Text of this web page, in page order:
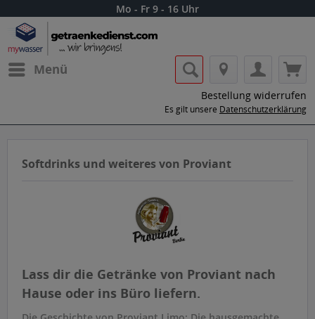
Mo - Fr 9 - 16 Uhr
Menü
Bestellung widerrufen
Es gilt unsere Datenschutzerklärung
Softdrinks und weiteres von Proviant
Lass dir die Getränke von Proviant nach
Hause oder ins Büro liefern.